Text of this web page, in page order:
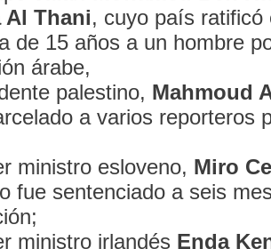
Al Thani, cuyo país ratificó
de 15 años a un hombre
árabe,
palestino, Mahmoud
a varios reporteros
ministro esloveno, Miro
fue sentenciado a seis
ministro irlandés Enda